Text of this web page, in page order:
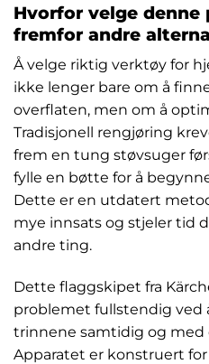
Hvorfor velge
fremfor andre
Å velge riktig verktøy for
ikke lenger bare om å
overflaten, men om å
Tradisjonell rengjøring
frem en tung støvsuger
fylle en bøtte for å
Dette er en utdatert
mye innsats og stjeler tid
andre ting.
Dette flaggskipet fra
problemet fullstendig ved
trinnene samtidig og med
Apparatet er konstruert